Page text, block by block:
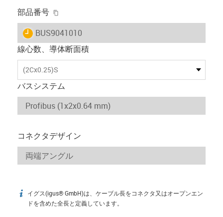
部品番号
igus-icon-lieferzeit
BUS9041010
線心数、導体断面積
(2Cx0.25)S
バスシステム
コネクタデザイン
igus-icon-info
イグス(igus® GmbH)は、ケーブル長をコネクタ又はオープンエン
ドを含めた全長と定義しています。